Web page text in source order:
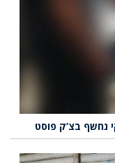
נחשף בצ’ק פוסט